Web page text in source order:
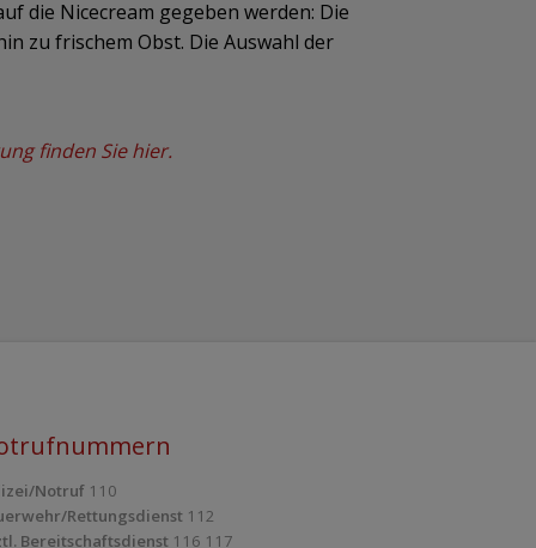
die Nicecream gegeben werden: Die
zu frischem Obst. Die Auswahl der
finden Sie hier.
Notruf 110
Rettungsdienst 112
Bereitschaftsdienst 116 117